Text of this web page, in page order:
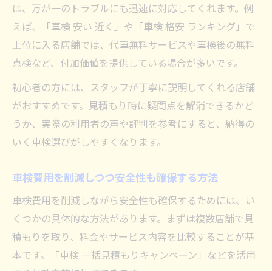
は、万が一のトラブルにも迅速に対応してくれます。例
えば、「車検 安い 近く」や「車検 格安 ランキング」で
上位に入る店舗では、代車無料サービスや車検後の無料
点検など、付加価値を提供している場合が多いです。
初心者の方には、スタッフが丁寧に説明してくれる店舗
がおすすめです。見積もり時に疑問点を解消できるかど
うか、実際の利用者の声や評判を参考にすると、納得の
いく車検選びがしやすくなります。
車検費用を削減しつつ安全性も確保する方法
車検費用を削減しながら安全性も確保するためには、い
くつかの具体的な方法があります。まずは複数店舗で見
積もりを取り、料金やサービス内容を比較することが基
本です。「車検 一括見積もりキャンペーン」などを活用